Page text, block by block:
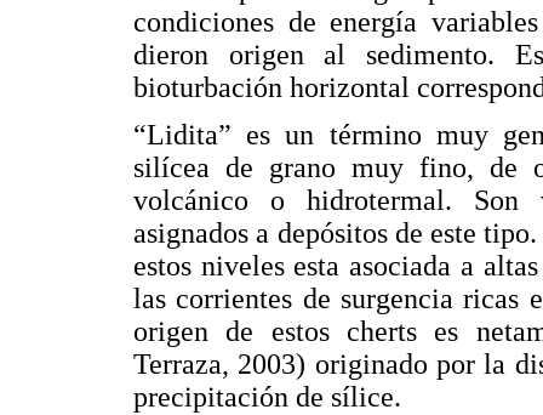
condiciones de energía
dieron origen al sedimento.
bioturbación horizontal
“Lidita” es un término muy
silícea de grano muy fino, de
volcánico o hidrotermal. Son
asignados a depósitos de este
estos niveles esta asociada a
las corrientes de surgencia ricas
origen de estos cherts es
Terraza, 2003) originado por la
precipitación de sílice.